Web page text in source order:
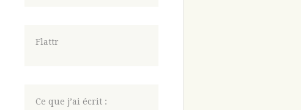
Flattr
Ce que j’ai écrit :